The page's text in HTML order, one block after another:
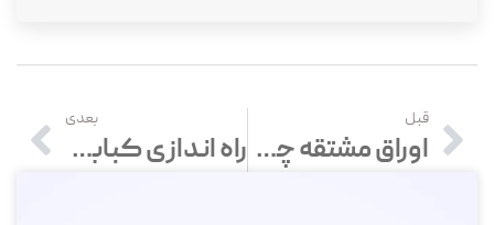
قبل
اوراق مشتقه چیست؟ + انواع اوراق مشتقه در بازار بورس
بعدی
راه اندازی کبابی و جگرکی (0 تا 100)+ ایده های کاربردی